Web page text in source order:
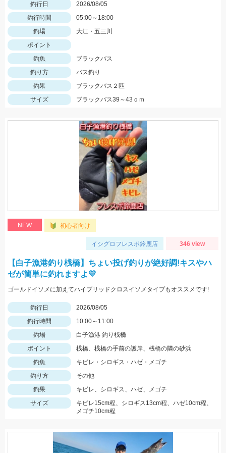
釣行日
2026/08/05
釣行時間
05:00～18:00
釣場
大江・五三川
ポイント
釣魚
ブラックバス
釣り方
バス釣り
釣果
ブラックバス２匹
サイズ
ブラックバス39～43ｃｍ
NEW 初心者向け
イシグロフレスポ鈴鹿店 346 view
【白子漁港釣り桟橋】ちょい投げ釣りが絶好調!キスやハ
ゼが簡単に釣れますよ💛
ゴールドイソメに加えてハイブリッドクロスイソメタイプもオススメです!
釣行日
2026/08/05
釣行時間
10:00～11:00
釣場
白子漁港 釣り桟橋
ポイント
桟橋、桟橋の手前の護岸、桟橋の隣の砂浜
釣魚
キビレ・シロギス・ハゼ・メゴチ
釣り方
その他
釣果
キビレ、シロギス、ハゼ、メゴチ
サイズ
キビレ15cm程、シロギス13cm程、ハゼ10cm程、
メゴチ10cm程